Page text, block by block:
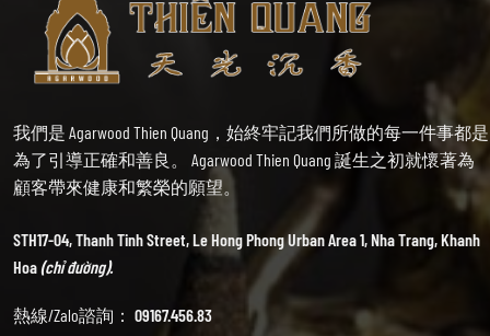
我們是 Agarwood Thien Quang，始終牢記我們所做的每一件事都是
為了引導正確和善良。 Agarwood Thien Quang 誕生之初就懷著為
顧客帶來健康和繁榮的願望。
STH17-04, Thanh Tinh Street, Le Hong Phong Urban Area 1, Nha Trang, Khanh
Hoa(chỉ đường).
熱線/Zalo諮詢： 09167.456.83